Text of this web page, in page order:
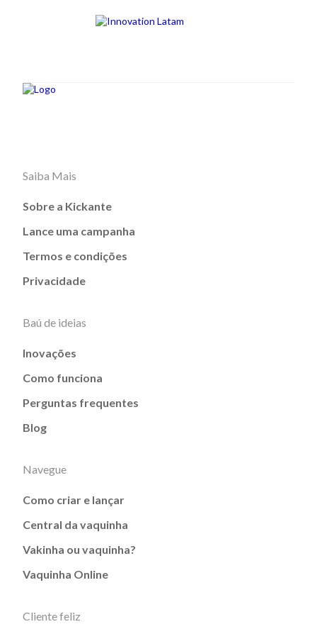
Saiba Mais
Sobre a Kickante
Lance uma campanha
Termos e condições
Privacidade
Baú de ideias
Inovações
Como funciona
Perguntas frequentes
Blog
Navegue
Como criar e lançar
Central da vaquinha
Vakinha ou vaquinha?
Vaquinha Online
Cliente feliz